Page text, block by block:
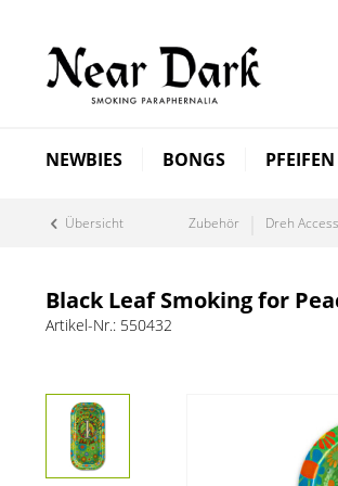
NEWBIES BONGS PFEIFEN
Übersicht Zubehör Dreh
Black Leaf Smoking for
Artikel-Nr.: 550432